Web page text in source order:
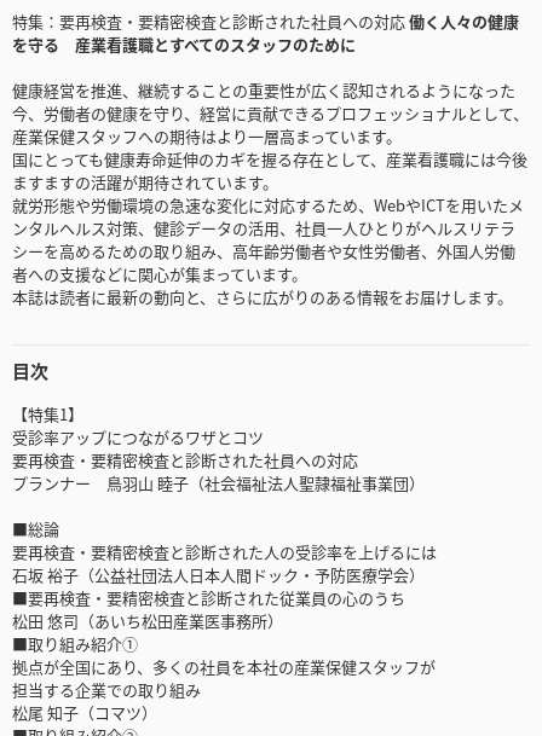
特集：要再検査・要精密検査と診断された社員への対応働く人々の健康
を守る 産業看護職とすべてのスタッフのために
健康経営を推進、継続することの重要性が広く認知されるようになった
今、労働者の健康を守り、経営に貢献できるプロフェッショナルとして、
産業保健スタッフへの期待はより一層高まっています。
国にとっても健康寿命延伸のカギを握る存在として、産業看護職には今後
ますますの活躍が期待されています。
就労形態や労働環境の急速な変化に対応するため、WebやICTを用いたメ
ンタルヘルス対策、健診データの活用、社員一人ひとりがヘルスリテラ
シーを高めるための取り組み、高年齢労働者や女性労働者、外国人労働
者への支援などに関心が集まっています。
本誌は読者に最新の動向と、さらに広がりのある情報をお届けします。
目次
【特集1】
受診率アップにつながるワザとコツ
要再検査・要精密検査と診断された社員への対応
プランナー 鳥羽山 睦子（社会福祉法人聖隷福祉事業団）
■総論
要再検査・要精密検査と診断された人の受診率を上げるには
石坂 裕子（公益社団法人日本人間ドック・予防医療学会）
■要再検査・要精密検査と診断された従業員の心のうち
松田 悠司（あいち松田産業医事務所）
■取り組み紹介①
拠点が全国にあり、多くの社員を本社の産業保健スタッフが
担当する企業での取り組み
松尾 知子（コマツ）